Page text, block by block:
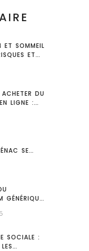
ET SOMMEIL
ET
DU
LIGNE :
SE
COMPLÈTE
GÉNÉRIQUE
SOCIALE :